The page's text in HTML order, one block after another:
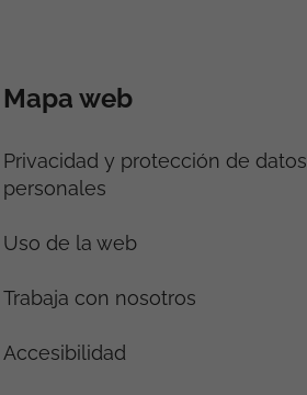
Mapa web
Privacidad y protección de datos
personales
Uso de la web
Trabaja con nosotros
Accesibilidad